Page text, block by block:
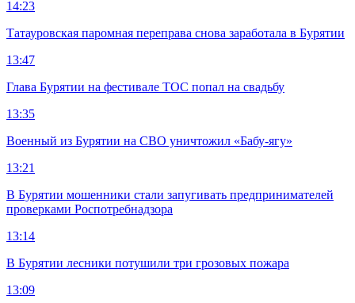
14:23
Татауровская паромная переправа снова заработала в Бурятии
13:47
Глава Бурятии на фестивале ТОС попал на свадьбу
13:35
Военный из Бурятии на СВО уничтожил «Бабу-ягу»
13:21
В Бурятии мошенники стали запугивать предпринимателей
проверками Роспотребнадзора
13:14
В Бурятии лесники потушили три грозовых пожара
13:09